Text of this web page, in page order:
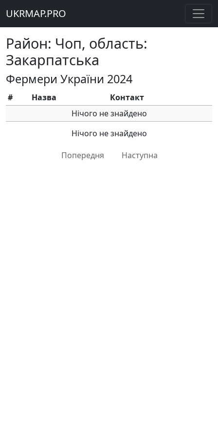
UKRMAP.PRO
Район: Чоп, область:
Закарпатська
Фермери України 2024
# Назва
Контакт
Нічого не знайдено
Нічого не знайдено
Попередня Наступна